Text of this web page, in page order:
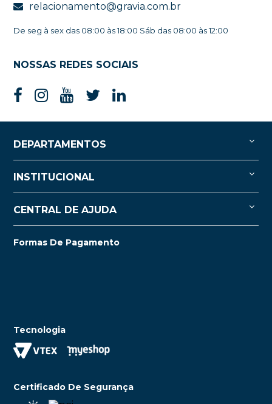
relacionamento@gravia.com.br
De seg à sex das 08:00 às 18:00 Sáb das 08:00 às 12:00
NOSSAS REDES SOCIAIS
DEPARTAMENTOS
INSTITUCIONAL
CENTRAL DE AJUDA
Formas De Pagamento
Tecnologia
Certificado De Segurança